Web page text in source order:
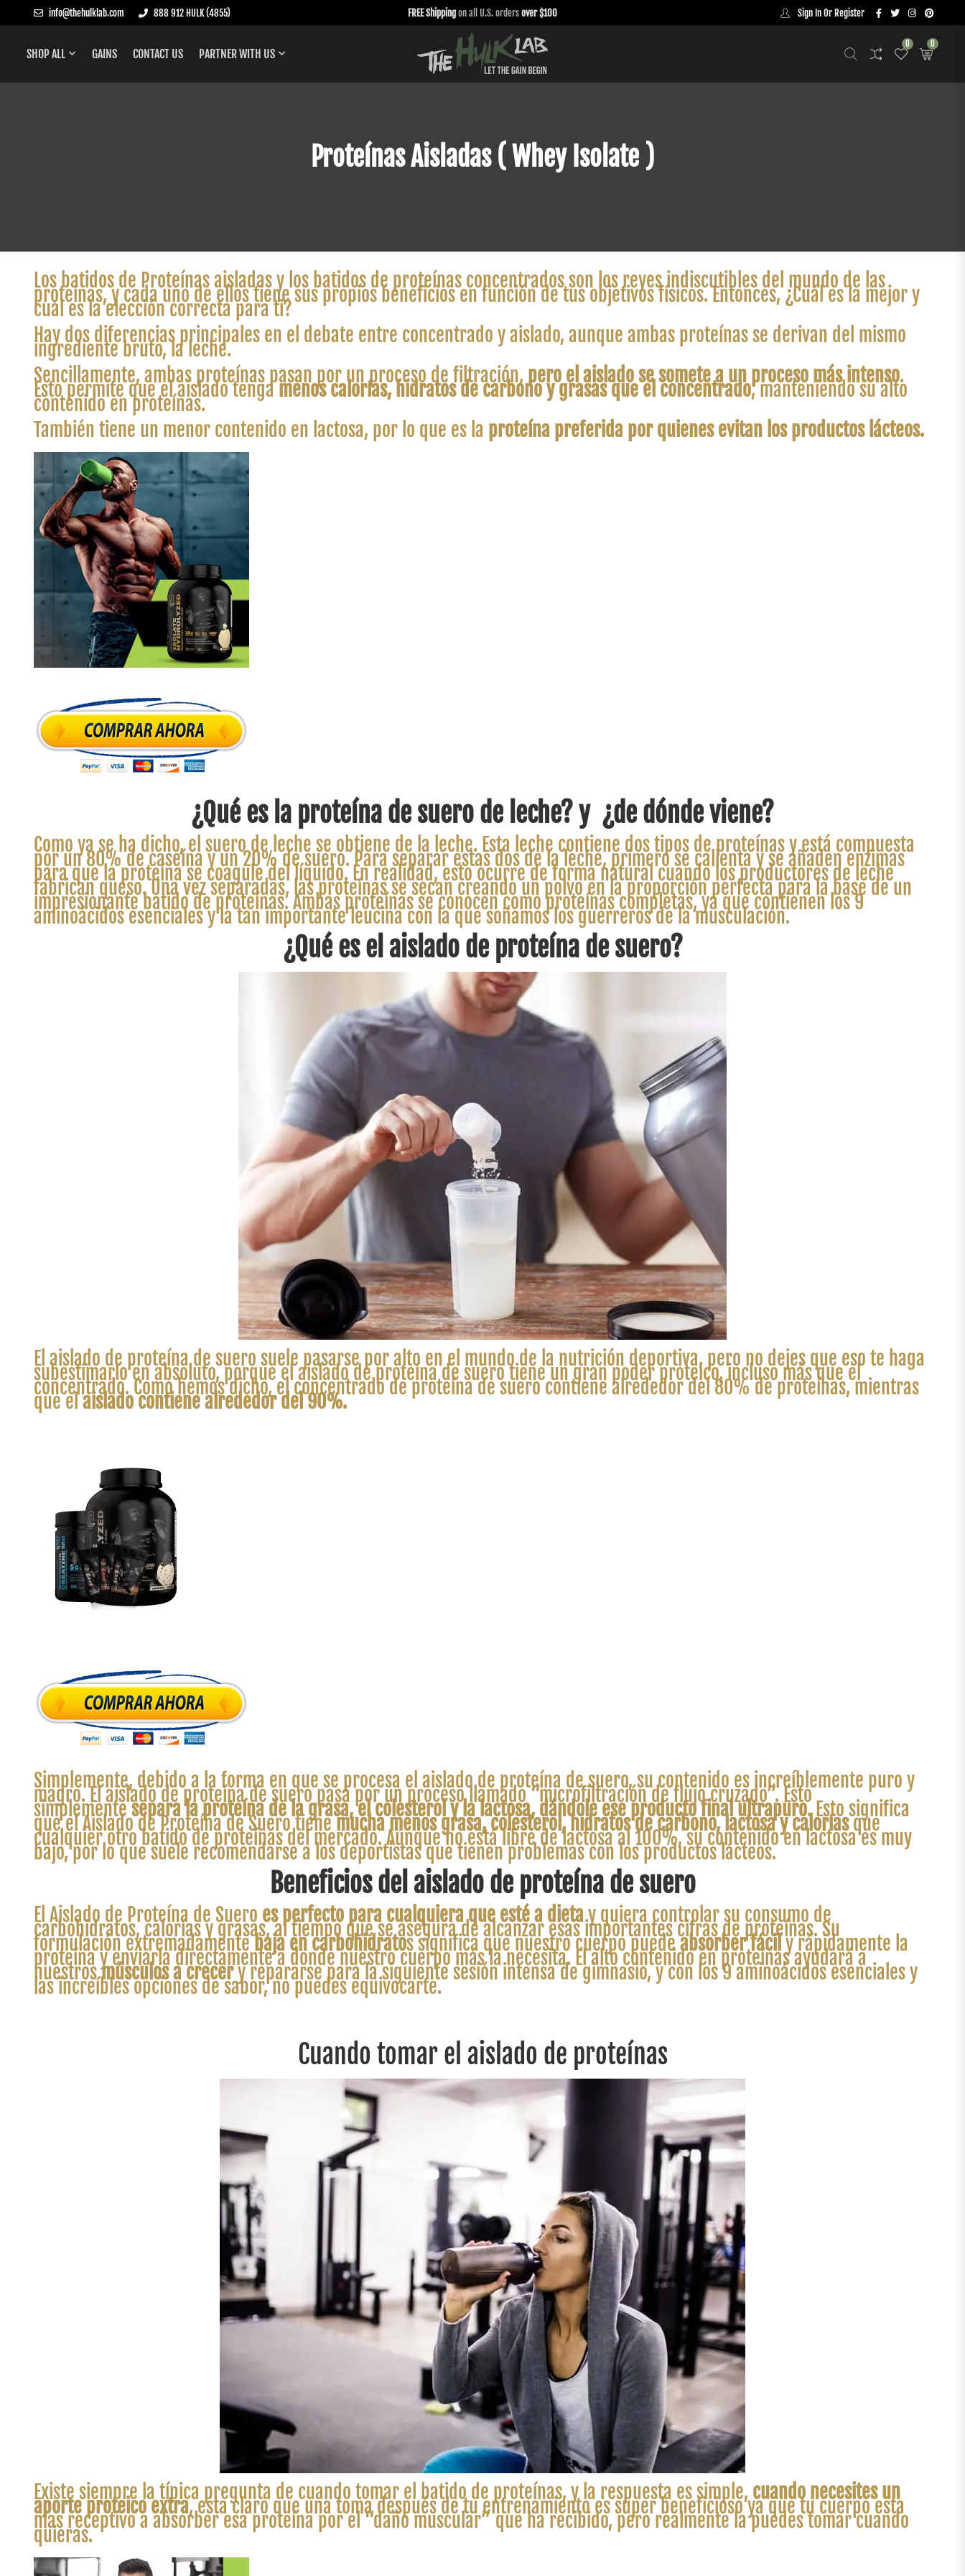
info@thehulklab.com 888 912 HULK (4855) FREE Shippingon all U.S. ordersover $100 Sign In Or Register
SHOP ALL GAINS CONTACT US PARTNER WITH US
0 0
Proteínas Aisladas ( Whey Isolate )
Los batidos de Proteínas aisladas y los batidos de proteínas concentrados son los reyes indiscutibles del mundo de las
proteínas, y cada uno de ellos tiene sus propios beneficios en función de tus objetivos físicos. Entonces, ¿Cuál es la mejor y
cuál es la elección correcta para ti?
Hay dos diferencias principales en el debate entre concentrado y aislado, aunque ambas proteínas se derivan del mismo
ingrediente bruto, la leche.
Sencillamente, ambas proteínas pasan por un proceso de filtración, pero el aislado se somete a un proceso más intenso.
Esto permite que el aislado tengamenos calorías, hidratos de carbono y grasas que el concentrado, manteniendo su alto
contenido en proteínas.
También tiene un menor contenido en lactosa, por lo que es la proteína preferida por quienes evitan los productos lácteos.
¿Qué es la proteína de suero de leche? y ¿de dónde viene?
Como ya se ha dicho, el suero de leche se obtiene de la leche. Esta leche contiene dos tipos de proteínas y está compuesta
por un 80% de caseína y un 20% de suero. Para separar estas dos de la leche, primero se calienta y se añaden enzimas
para que la proteína se coagule del líquido. En realidad, esto ocurre de forma natural cuando los productores de leche
fabrican queso. Una vez separadas, las proteínas se secan creando un polvo en la proporción perfecta para la base de un
impresionante batido de proteínas. Ambas proteínas se conocen como proteínas completas, ya que contienen los 9
aminoácidos esenciales y la tan importante leucina con la que soñamos los guerreros de la musculación.
¿Qué es el aislado de proteína de suero?
El aislado de proteína de suero suele pasarse por alto en el mundo de la nutrición deportiva, pero no dejes que eso te haga
subestimarlo en absoluto, porque el aislado de proteína de suero tiene un gran poder proteico, incluso más que el
concentrado. Como hemos dicho, el concentrado de proteína de suero contiene alrededor del 80% de proteínas, mientras
que elaislado contiene alrededor del 90%.
Simplemente, debido a la forma en que se procesa el aislado de proteína de suero, su contenido es increíblemente puro y
magro. El aislado de proteína de suero pasa por un proceso llamado “microfiltración de flujo cruzado”. Esto
simplementesepara la proteína de la grasa, el colesterol y la lactosa, dándole ese producto final ultrapuro. Esto significa
que el Aislado de Proteína de Suero tienemucha menos grasa, colesterol, hidratos de carbono, lactosa y caloríasque
cualquier otro batido de proteínas del mercado. Aunque no está libre de lactosa al 100%, su contenido en lactosa es muy
bajo, por lo que suele recomendarse a los deportistas que tienen problemas con los productos lácteos.
Beneficios del aislado de proteína de suero
El Aislado de Proteína de Suero es perfecto para cualquiera que esté a dietay quiera controlar su consumo de
carbohidratos, calorías y grasas, al tiempo que se asegura de alcanzar esas importantes cifras de proteínas. Su
formulación extremadamentebaja en carbohidratos significa que nuestro cuerpo puedeabsorber fácily rápidamente la
proteína y enviarla directamente a donde nuestro cuerpo más la necesita. El alto contenido en proteínas ayudará a
nuestrosmúsculos a crecery repararse para la siguiente sesión intensa de gimnasio, y con los 9 aminoácidos esenciales y
las increíbles opciones de sabor, no puedes equivocarte.
Cuando tomar el aislado de proteínas
Existe siempre la típica pregunta de cuando tomar el batido de proteínas, y la respuesta es simple, cuando necesites un
aporte proteico extra, esta claro que una toma después de tu entrenamiento es super beneficioso ya que tu cuerpo esta
mas receptivo a absorber esa proteína por el “daño muscular” que ha recibido, pero realmente la puedes tomar cuando
quieras.